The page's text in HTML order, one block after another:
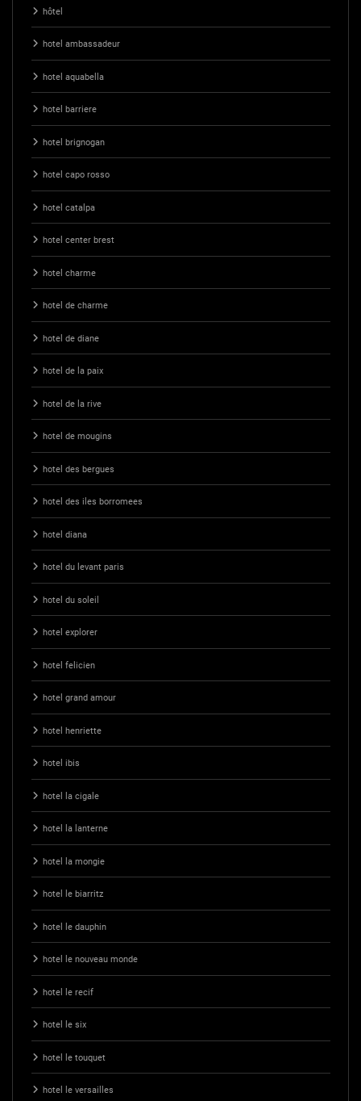
hôtel
hotel ambassadeur
hotel aquabella
hotel barriere
hotel brignogan
hotel capo rosso
hotel catalpa
hotel center brest
hotel charme
hotel de charme
hotel de diane
hotel de la paix
hotel de la rive
hotel de mougins
hotel des bergues
hotel des iles borromees
hotel diana
hotel du levant paris
hotel du soleil
hotel explorer
hotel felicien
hotel grand amour
hotel henriette
hotel ibis
hotel la cigale
hotel la lanterne
hotel la mongie
hotel le biarritz
hotel le dauphin
hotel le nouveau monde
hotel le recif
hotel le six
hotel le touquet
hotel le versailles